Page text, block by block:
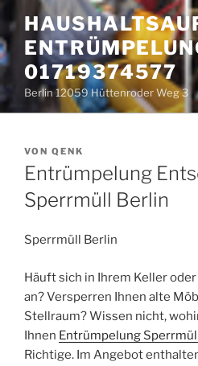
Inhalt
springen
01719374577
Berlin 12059 Hüttenroder Weg 3
VERÖFFENTLICHT
AM
VON QENK
Entrümpelung
Sperrmüll Berlin
Sperrmüll Berlin
Häuft sich in Ihrem Keller
an? Versperren Ihnen alte
Stellraum? Wissen nicht,
Ihnen Entrümpelung
Richtige. Im Angebot